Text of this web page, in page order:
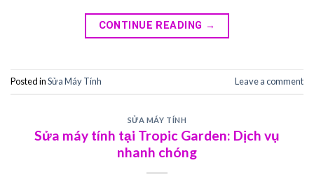
CONTINUE READING →
Posted inSửa Máy Tính Leave a comment
SỬA MÁY TÍNH
Sửa máy tính tại Tropic Garden: Dịch vụ
nhanh chóng